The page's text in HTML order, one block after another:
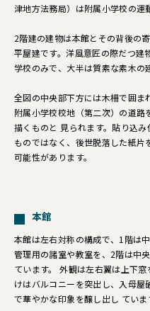
津地方法務局）は附属小学校の運
2階建の建物は本館とその背後の
平屋建です。洋風意匠の際だつ建
学校のみで、大半は質素な素木の
全図の中央部下方には木柵で囲
附属小学校校地（第二次）の道
描くものと 見られます。貼り込
ものではなく、後世脱落した紙
可能性があります。
本館
本館は左右対称の構成で、1階は
管理用の諸室や教室を、2階は中
ています。 外観は左右翼は上下
けはバルコニーを突出し、入母
で華やかな印象を醸し出し ていま